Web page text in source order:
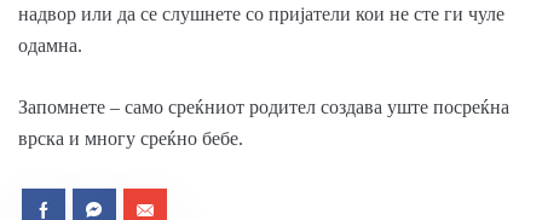
надвор или да се слушнете со пријатели кои не сте ги чуле
одамна.
Запомнете – само среќниот родител создава уште посреќна
врска и многу среќно бебе.